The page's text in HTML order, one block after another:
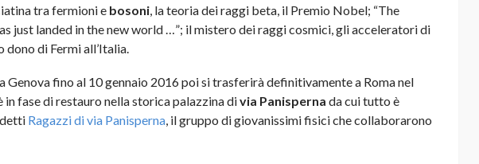
tra fermioni e bosoni, la teoria dei raggi beta, il Premio Nobel; “The
just landed in the new world …”; il mistero dei raggi cosmici, gli acceleratori di
dono di Fermi all’Italia.
Genova fino al 10 gennaio 2016 poi si trasferirà definitivamente a Roma nel
in fase di restauro nella storica palazzina divia Panisperna da cui tutto è
Ragazzi di via Panisperna, il gruppo di giovanissimi fisici che collaborarono